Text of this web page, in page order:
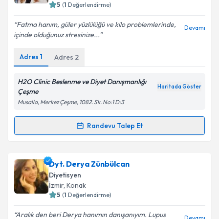
Kişisel verilerimin işlenmesine ilişkin
Metni'ni okudum ve kişisel verilerimin belirtilen
kapsamda işlenmesini kabul ediyorum.
5 (1 Değerlendirme)
Fatma hanım, güler yüzlülüğü ve kilo problemlerinde,
içinde olduğunuz stresinize...
Devamı
Adres 1 Adres 2
H2O Clinic Beslenme ve Diyet Danışmanlığı
Çeşme
Haritada Göster
Musalla, Merkez Çeşme, 1082. Sk. No:1 D:3
Randevu Talep Et
Randevu Takvimi Talebi
Dyt. Fatma Baysal Yusufiçin randevu takvimi talebi
oluşturun. Size bu uzmandan randevu almanız için bir
takvim hazırlandığında e-posta ile bilgilendireceğiz.
Dyt. Derya Zünbülcan
Diyetisyen
İzmir, Konak
5 (1 Değerlendirme)
Aralık den beri Derya hanımın danışanıyım. Lupus